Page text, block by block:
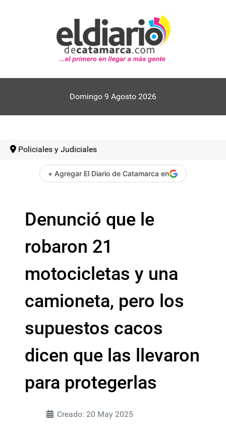
Domingo 9 Agosto 2026
Policiales y Judiciales
+ Agregar El Diario de Catamarca en
Denunció que le
robaron 21
motocicletas y una
camioneta, pero los
supuestos cacos
dicen que las llevaron
para protegerlas
Creado: 20 May 2025